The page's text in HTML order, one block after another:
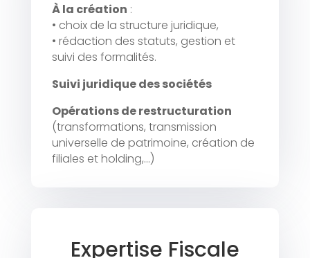
À la création :
• choix de la structure juridique,
• rédaction des statuts, gestion et
suivi des formalités.
Suivi juridique des sociétés
Opérations de restructuration
(transformations, transmission
universelle de patrimoine, création de
filiales et holding,…)
Expertise Fiscale